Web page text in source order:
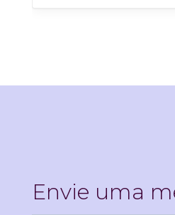
Envie uma